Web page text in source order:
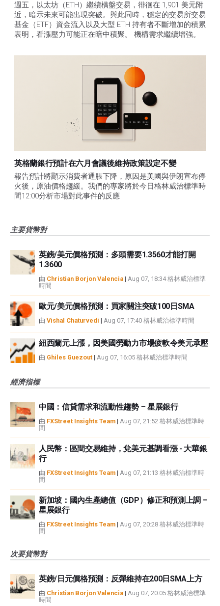
週五，以太坊（ETH）繼續橫盤交易，徘徊在 1,901 美元附
近，暗示未來可能出現突破。與此同時，穩定的交易所交易
基金（ETF）資金流入以及大型 ETH 持有者不斷增加的積累
表明，看漲壓力可能正在暗中積聚。 機構需求繼續增強。
英格蘭銀行預計在六月會議後維持政策設定不變
報告預計將顯示消費者通脹下降，原因是美國與伊朗宣布停
火後，原油價格趨緩。我們的專家將於今日格林威治標準時
間12:00分析市場對此事件的反應
主要貨幣對
英鎊/美元價格預測：多頭需要1.3560才能打開
1.3600
由 Christian Borjon Valencia | Aug 07, 18:34 格林威治標準
時間
歐元/美元價格預測：買家關注突破100日SMA
由 Vishal Chaturvedi | Aug 07, 17:40 格林威治標準時間
紐西蘭元上漲，因美國勞動力市場疲軟令美元承壓
由 Ghiles Guezout | Aug 07, 16:05 格林威治標準時間
經濟指標
中國：信貸需求和流動性趨勢 – 星展銀行
由 FXStreet Insights Team | Aug 07, 21:52 格林威治標準時
間
人民幣：區間交易維持，兌美元基調看漲 - 大華銀
行
由 FXStreet Insights Team | Aug 07, 21:13 格林威治標準時
間
新加坡：國內生產總值（GDP）修正和預測上調 –
星展銀行
由 FXStreet Insights Team | Aug 07, 20:28 格林威治標準時
間
次要貨幣對
英鎊/日元價格預測：反彈維持在200日SMA上方
由 Christian Borjon Valencia | Aug 07, 20:05 格林威治標準
時間